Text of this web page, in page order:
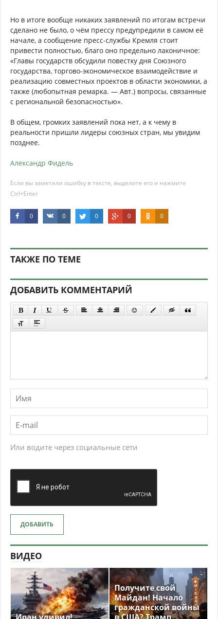
Но в итоге вообще никаких заявлений по итогам встречи
сделано не было, о чём прессу предупредили в самом её
начале, а сообщение пресс-службы Кремля стоит
привести полностью, благо оно предельно лаконичное:
«Главы государств обсудили повестку дня Союзного
государства, торгово-экономическое взаимодействие и
реализацию совместных проектов в области экономики, а
также (любопытная ремарка. — Авт.) вопросы, связанные
с региональной безопасностью».
В общем, громких заявлений пока нет, а к чему в
реальности пришли лидеры союзных стран, мы увидим
позднее.
Александр Фидель
Если вы заметили ошибку в тексте, выделите его и нажмите
Ctrl+Enter
0 0 0 0 0
ТАКЖЕ ПО ТЕМЕ
ДОБАВИТЬ КОММЕНТАРИЙ
Или водите через социальные сети
ДОБАВИТЬ
ВИДЕО
Получите свой
Майдан! Начало
гражданской войны